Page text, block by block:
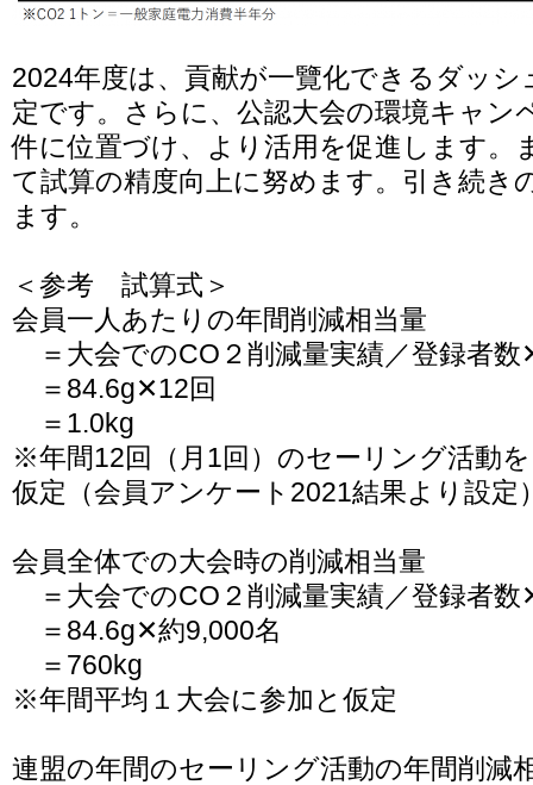
2024年度は、貢献が一覽化できるダッシ
定です。さらに、公認大会の環境キャン
件に位置づけ、より活用を促進します。
て試算の精度向上に努めます。引き続き
ます。
＜参考 試算式＞
会員一人あたりの年間削減相当量
＝大会でのCO２削減量実績／登録者
＝84.6g✕12回
＝1.0kg
※年間12回（月1回）のセーリング活動
仮定（会員アンケート2021結果より設定
会員全体での大会時の削減相当量
＝大会でのCO２削減量実績／登録者数
＝84.6g✕約9,000名
＝760kg
※年間平均１大会に参加と仮定
連盟の年間のセーリング活動の年間削減